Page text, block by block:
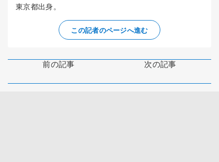
東京都出身。
この記者のページへ進む
前の記事 次の記事